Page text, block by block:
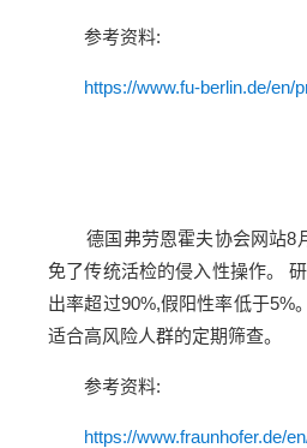
参考资料:
https://www.fu-berlin.de/en/
德国弗劳恩霍夫协会网站8月
免了传统活检的侵入性操作。
出率超过90%,假阳性率低于5%
适合高风险人群的定期筛查。
参考资料:
https://www.fraunhofer.de/